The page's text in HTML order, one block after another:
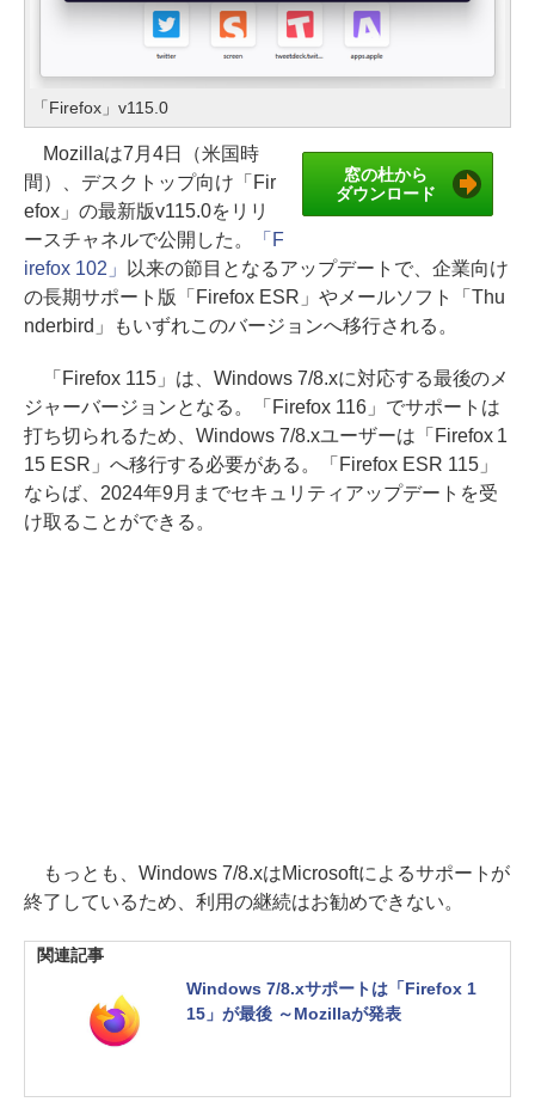
「Firefox」v115.0
窓の杜から
ダウンロード
Mozillaは7月4日（米国時
間）、デスクトップ向け「Fir
efox」の最新版v115.0をリリ
ースチャネルで公開した。
「F
irefox 102」
以来の節目となるアップデートで、企業向け
の長期サポート版「Firefox ESR」やメールソフト「Thu
nderbird」もいずれこのバージョンへ移行される。
「Firefox 115」は、Windows 7/8.xに対応する最後のメ
ジャーバージョンとなる。「Firefox 116」でサポートは
打ち切られるため、Windows 7/8.xユーザーは「Firefox 1
15 ESR」へ移行する必要がある。「Firefox ESR 115」
ならば、2024年9月までセキュリティアップデートを受
け取ることができる。
もっとも、Windows 7/8.xはMicrosoftによるサポートが
終了しているため、利用の継続はお勧めできない。
関連記事
Windows 7/8.xサポートは「Firefox 1
15」が最後 ～Mozillaが発表